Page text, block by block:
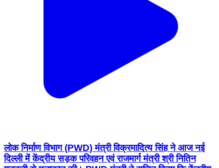
लोक निर्माण विभाग (PWD) मंत्री विक्रमादित्य सिंह ने आज नई
दिल्ली में केंद्रीय सड़क परिवहन एवं राजमार्ग मंत्री श्री नितिन